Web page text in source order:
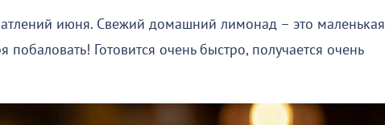
июня. Свежий домашний лимонад – это маленькая
Готовится очень быстро, получается очень